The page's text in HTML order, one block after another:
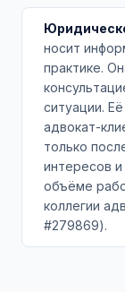
носит
практике.
ситуации.
адвокат-
только
интересов
объёме
коллегии
#279869).